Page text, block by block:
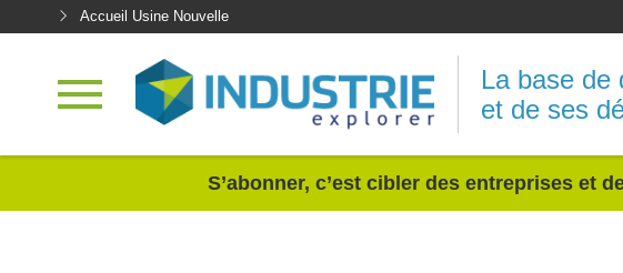
Accueil Usine Nouvelle
La base de
et de ses
S’abonner, c’est cibler des entreprises et